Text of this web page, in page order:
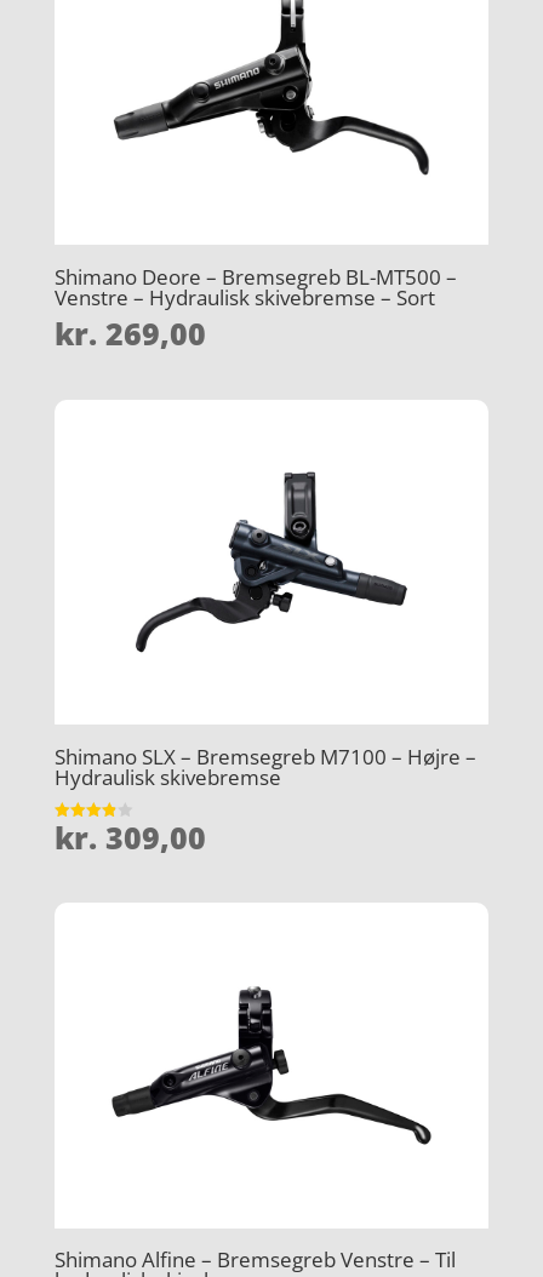
Shimano Deore – Bremsegreb BL-MT500 –
Venstre – Hydraulisk skivebremse – Sort
kr. 269,00
Shimano SLX – Bremsegreb M7100 – Højre –
Hydraulisk skivebremse
Vurderet
3.9
kr. 309,00
Shimano Alfine – Bremsegreb Venstre – Til